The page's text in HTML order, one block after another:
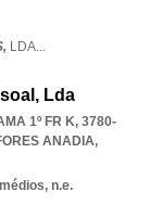
LDA...
Lda
1º FR K, 3780-
ANADIA,
n.e.